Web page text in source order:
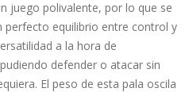
juego polivalente, por lo que se
perfecto equilibrio entre control y
a la hora de
defender o atacar sin
El peso de esta pala oscila